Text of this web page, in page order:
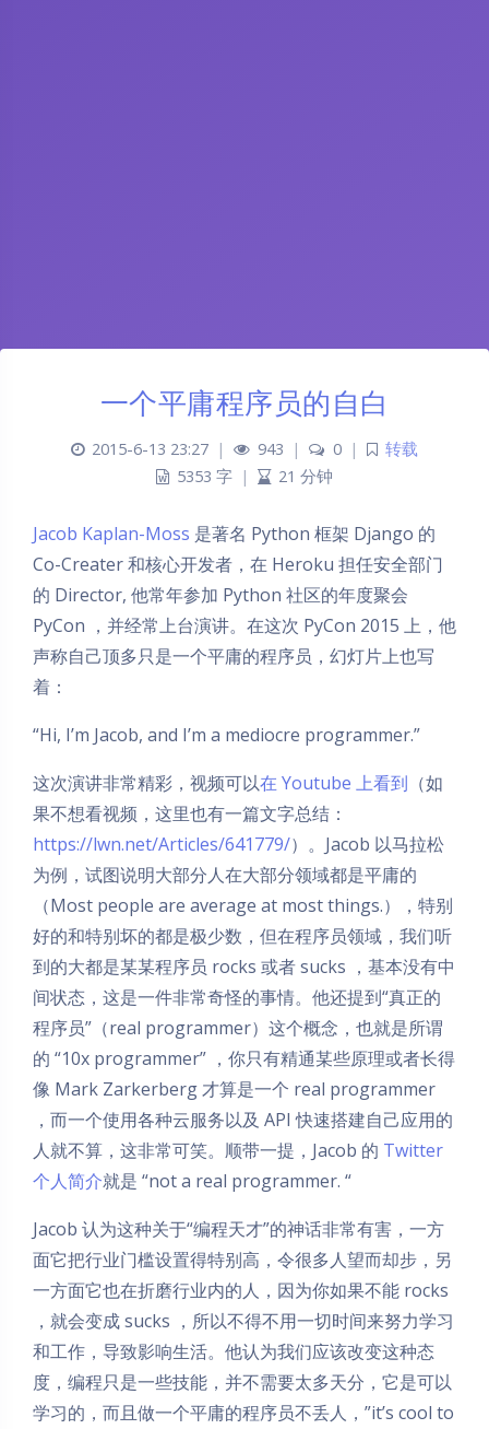
一个平庸程序员的自白
2015-6-13 23:27 | 943 | 0 |
转载
5353 字 | 21 分钟
Jacob Kaplan-Moss 是著名 Python 框架 Django 的
Co-Creater 和核心开发者，在 Heroku 担任安全部门
的 Director, 他常年参加 Python 社区的年度聚会
PyCon ，并经常上台演讲。在这次 PyCon 2015 上，他
声称自己顶多只是一个平庸的程序员，幻灯片上也写
着：
“Hi, I’m Jacob, and I’m a mediocre programmer.”
这次演讲非常精彩，视频可以在 Youtube 上看到 （如
果不想看视频，这里也有一篇文字总结：
https://lwn.net/Articles/641779/）。Jacob 以马拉松
为例，试图说明大部分人在大部分领域都是平庸的
（Most people are average at most things.），特别
好的和特别坏的都是极少数，但在程序员领域，我们听
到的大都是某某程序员 rocks 或者 sucks ，基本没有中
间状态，这是一件非常奇怪的事情。他还提到“真正的
程序员”（real programmer）这个概念，也就是所谓
的 “10x programmer” ，你只有精通某些原理或者长得
像 Mark Zarkerberg 才算是一个 real programmer
，而一个使用各种云服务以及 API 快速搭建自己应用的
人就不算，这非常可笑。顺带一提，Jacob 的 Twitter
个人简介就是 “not a real programmer. “
Jacob 认为这种关于“编程天才”的神话非常有害，一方
面它把行业门槛设置得特别高，令很多人望而却步，另
一方面它也在折磨行业内的人，因为你如果不能 rocks
，就会变成 sucks ，所以不得不用一切时间来努力学习
和工作，导致影响生活。他认为我们应该改变这种态
度，编程只是一些技能，并不需要太多天分，它是可以
学习的，而且做一个平庸的程序员不丢人，”it’s cool to